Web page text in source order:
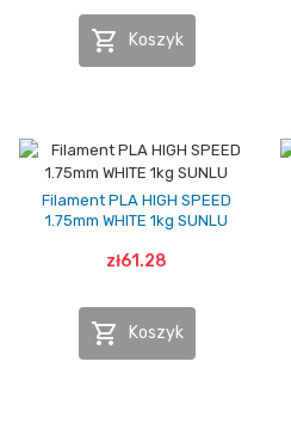
 Koszyk
Filament PLA HIGH SPEED
1.75mm WHITE 1kg SUNLU
zł61.28
 Koszyk